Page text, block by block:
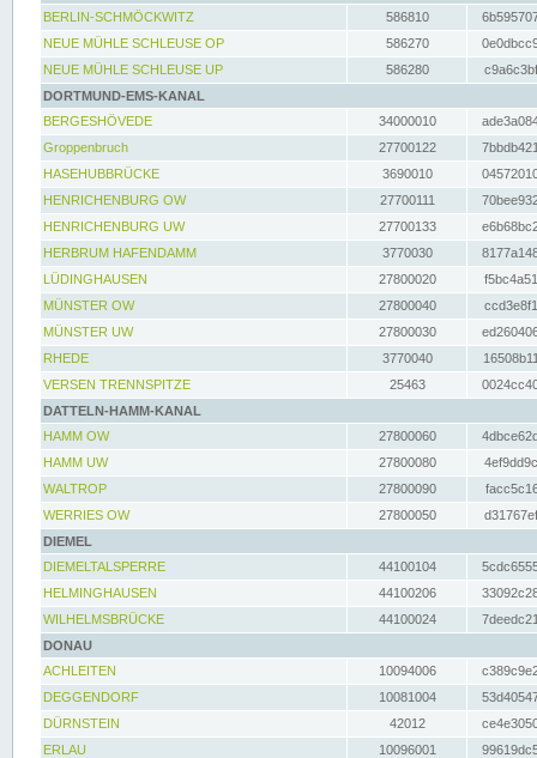
BERLIN-SCHMÖCKWITZ
586810
NEUE MÜHLE SCHLEUSE OP
586270
NEUE MÜHLE SCHLEUSE UP
586280
DORTMUND-EMS-KANAL
BERGESHÖVEDE
34000010
Groppenbruch
27700122
HASEHUBBRÜCKE
3690010
HENRICHENBURG OW
27700111
HENRICHENBURG UW
27700133
HERBRUM HAFENDAMM
3770030
LÜDINGHAUSEN
27800020
MÜNSTER OW
27800040
MÜNSTER UW
27800030
RHEDE
3770040
VERSEN TRENNSPITZE
25463
DATTELN-HAMM-KANAL
HAMM OW
27800060
HAMM UW
27800080
WALTROP
27800090
WERRIES OW
27800050
DIEMEL
DIEMELTALSPERRE
44100104
HELMINGHAUSEN
44100206
WILHELMSBRÜCKE
44100024
DONAU
ACHLEITEN
10094006
DEGGENDORF
10081004
DÜRNSTEIN
42012
ERLAU
10096001